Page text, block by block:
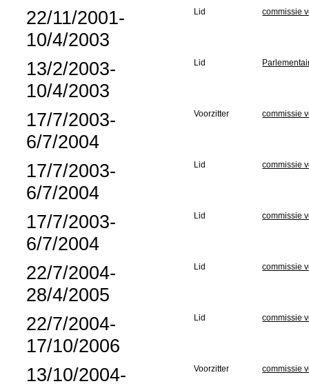
22/11/2001-
10/4/2003
Lid commissie
13/2/2003-
10/4/2003
Lid
17/7/2003-
6/7/2004
Voorzitter commissie
17/7/2003-
6/7/2004
Lid commissie
17/7/2003-
6/7/2004
Lid commissie
22/7/2004-
28/4/2005
Lid commissie
22/7/2004-
17/10/2006
Lid commissie
13/10/2004- Voorzitter commissie